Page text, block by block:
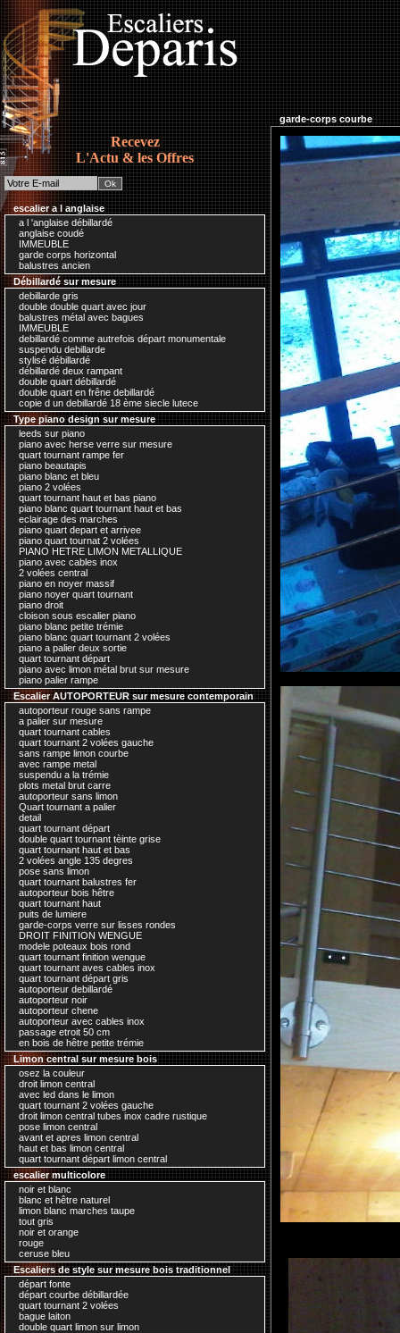
Recevez
L'Actu & les Offres
escalier a l anglaise
a l 'anglaise débillardé
anglaise coudé
IMMEUBLE
garde corps horizontal
balustres ancien
Débillardé sur mesure
debillarde gris
double double quart avec jour
balustres métal avec bagues
IMMEUBLE
debillardé comme autrefois départ monumentale
suspendu debillarde
stylisé débillardé
débillardé deux rampant
double quart débillardé
double quart en frêne debillardé
copie d un debillardé 18 ème siecle lutece
Type piano design sur mesure
leeds sur piano
piano avec herse verre sur mesure
quart tournant rampe fer
piano beautapis
piano blanc et bleu
piano 2 volées
quart tournant haut et bas piano
piano blanc quart tournant haut et bas
eclairage des marches
piano quart depart et arrivee
piano quart tournat 2 volées
PIANO HETRE LIMON METALLIQUE
piano avec cables inox
2 volées central
piano en noyer massif
piano noyer quart tournant
piano droit
cloison sous escalier piano
piano blanc petite trémie
piano blanc quart tournant 2 volées
piano a palier deux sortie
quart tournant départ
piano avec limon métal brut sur mesure
piano palier rampe
Escalier AUTOPORTEUR sur mesure contemporain
autoporteur rouge sans rampe
a palier sur mesure
quart tournant cables
quart tournant 2 volées gauche
sans rampe limon courbe
avec rampe metal
suspendu a la trémie
plots metal brut carre
autoporteur sans limon
Quart tournant a palier
detail
quart tournant départ
double quart tournant tèinte grise
quart tournant haut et bas
2 volées angle 135 degres
pose sans limon
quart tournant balustres fer
autoporteur bois hêtre
quart tournant haut
puits de lumiere
garde-corps verre sur lisses rondes
DROIT FINITION WENGUE
modele poteaux bois rond
quart tournant finition wengue
quart tournant aves cables inox
quart tournant départ gris
autoporteur debillardé
autoporteur noir
autoporteur chene
autoporteur avec cables inox
passage etroit 50 cm
en bois de hêtre petite trémie
Limon central sur mesure bois
osez la couleur
droit limon central
avec led dans le limon
quart tournant 2 volées gauche
droit limon central tubes inox cadre rustique
pose limon central
avant et apres limon central
haut et bas limon central
quart tournant départ limon central
escalier multicolore
noir et blanc
blanc et hêtre naturel
limon blanc marches taupe
tout gris
noir et orange
rouge
ceruse bleu
Escaliers de style sur mesure bois traditionnel
départ fonte
départ courbe débillardée
quart tournant 2 volées
bague laiton
double quart limon sur limon
garde-corps courbe